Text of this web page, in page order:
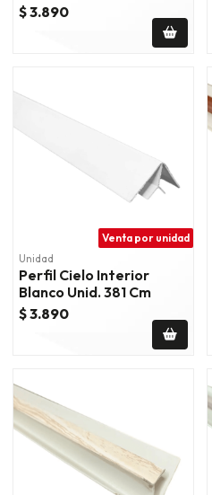
$ 3.890
Venta por unidad
Unidad
Perfil Cielo Interior
Blanco Unid. 381 Cm
$ 3.890